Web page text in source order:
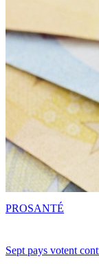
Sept pays votent
PROSANTÉ